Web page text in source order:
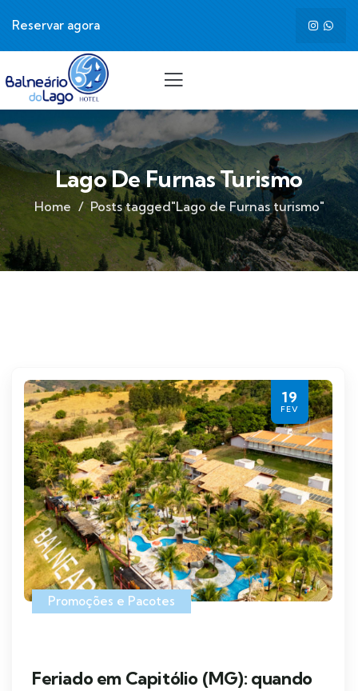
Reservar agora
Lago De Furnas Turismo
Home Posts tagged"Lago de Furnas turismo"
19
FEV
Promoções e Pacotes
Feriado em Capitólio (MG): quando